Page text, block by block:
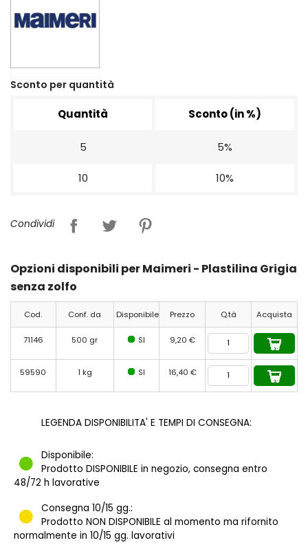
Sconto per quantità
Quantità Sconto (in %)
5 5%
10 10%
Condividi
Opzioni disponibili per Maimeri - Plastilina Grigia
senza zolfo
Cod. Conf. da Disponibile Prezzo Q.tà Acquista
71146 500 gr SI 9,20 €
59590 1 kg SI 16,40 €
LEGENDA DISPONIBILITA' E TEMPI DI CONSEGNA:
Disponibile:
Prodotto DISPONIBILE in negozio, consegna entro
48/72 h lavorative
Consegna 10/15 gg.:
Prodotto NON DISPONIBILE al momento ma rifornito
normalmente in 10/15 gg. lavorativi